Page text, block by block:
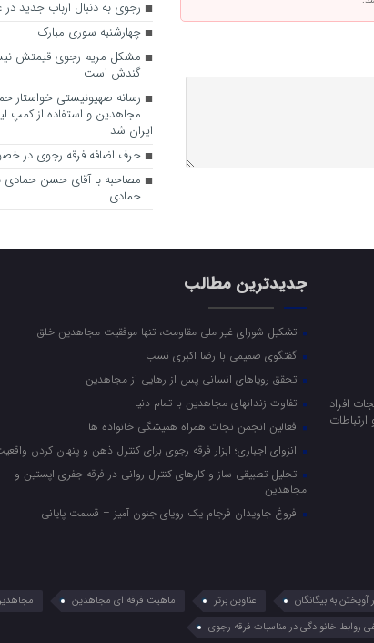
رجوی به دنبال ارباب جدید
چهارشنبه سوری مبارک
مشکل مریم رجوی قیمتش
گندش است
رسانه صهیونیستی خواستار
مجاهدین و استفاده از کمپ
ایران شد
حرف اضافه فرقه رجوی در
مصاحبه با آقای حسن حمادی
حمادی
افراد
جدیدترین مطالب
تشکیل شورای غیر ملی مقاومت، تنها موفقیت مجاهدین خلق
گفتگوی صمیمی با رضا اکبری نسب
تحقق رویاهای انسانی پس از رهایی از مجاهدین
تفاوت زندانهای مجاهدین با تمام دنیا
فعالین انجمن نجات همراه همیشگی خانواده ها
انزوای اجباری؛ ابزار فرقه رجوی برای کنترل ذهن و پنهان کردن
تحلیل تطبیقی ساز و کارهای کنترل روانی در فرقه جفری اپستین و
مجاهدین
فروغ جاویدان فرجام یک رویای جنون آمیز – قسمت پایانی
به بیگانگان عناوین برتر ماهیت فرقه ای مجاهدین
روابط خانوادگی در مناسبات فرقه رجوی